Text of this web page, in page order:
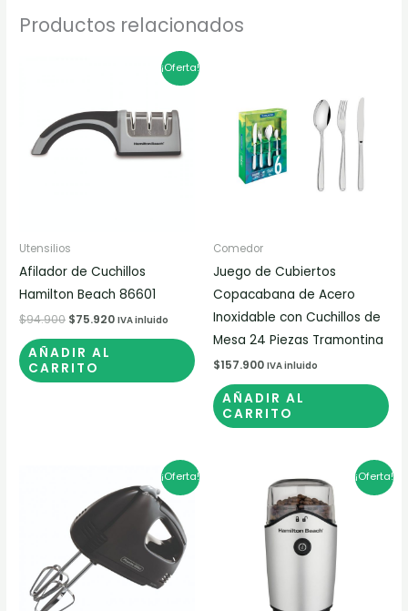
Productos relacionados
¡Oferta!
Utensilios
Afilador de Cuchillos
Hamilton Beach 86601
$94.900
$94.900.
$75.920
es:
$75.920.
IVA inluido
AÑADIR AL
CARRITO
Comedor
Juego de Cubiertos
Copacabana de Acero
Inoxidable con Cuchillos de
Mesa 24 Piezas Tramontina
$157.900 IVA inluido
AÑADIR AL
CARRITO
¡Oferta!
original
era:
$89.900.
precio
actual
$71.920.
¡Oferta!
precio
original
era:
$165.900.
precio
actual
es:
$132.720.